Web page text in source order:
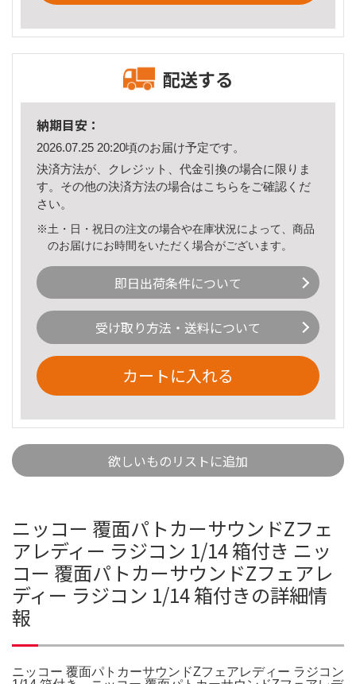
配送する
納期目安：
2026.07.25 20:20頃のお届け予定です。
決済方法が、クレジット、代金引換の場合に限りま
す。その他の決済方法の場合はこちら をご確認くだ
さい。
※土・日・祝日の注文の場合や在庫状況によって、商品
のお届けにお時間をいただく場合がございます。
即日出荷条件について
受け取り方法・送料について
カートに入れる
欲しいものリストに追加
ニッコー 覆面パトカーサウンドZフェ
アレディー ラジコン 1/14 箱付き ニッ
コー 覆面パトカーサウンドZフェアレ
ディー ラジコン 1/14 箱付きの詳細情
報
ニッコー 覆面パトカーサウンドZフェアレディー ラジコン